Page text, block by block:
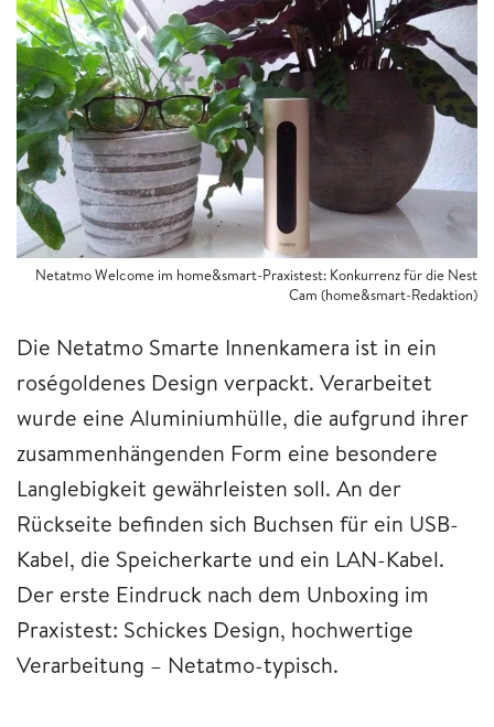
Netatmo Welcome im home&smart-Praxistest: Konkurrenz für die Nest
Cam (home&smart-Redaktion)
Die Netatmo Smarte Innenkamera ist in ein
roségoldenes Design verpackt. Verarbeitet
wurde eine Aluminiumhülle, die aufgrund ihrer
zusammenhängenden Form eine besondere
Langlebigkeit gewährleisten soll. An der
Rückseite befinden sich Buchsen für ein USB-
Kabel, die Speicherkarte und ein LAN-Kabel.
Der erste Eindruck nach dem Unboxing im
Praxistest: Schickes Design, hochwertige
Verarbeitung – Netatmo-typisch.